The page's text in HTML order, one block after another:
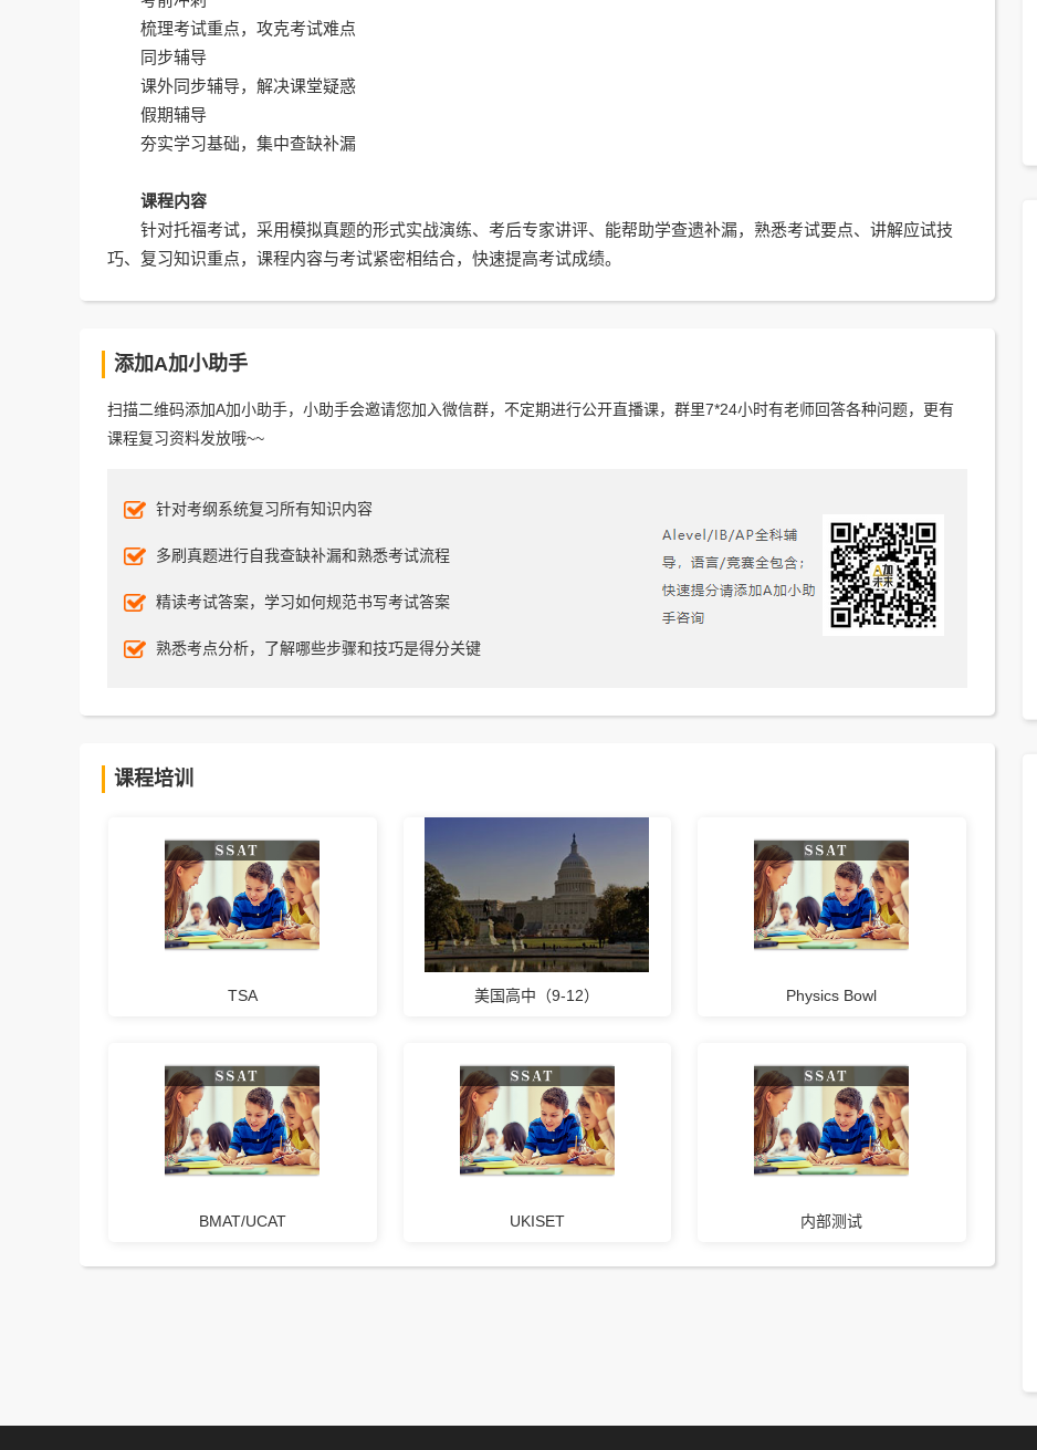
梳理考试重点，攻克考试难点
同步辅导
课外同步辅导，解决课堂疑惑
假期辅导
夯实学习基础，集中查缺补漏
课程内容
针对托福考试，采用模拟真题的形式实战演练、考后专家讲评、能帮助学查遗补漏，熟悉考试要点、讲解应试技
巧、复习知识重点，课程内容与考试紧密相结合，快速提高考试成绩。
添加A加小助手
扫描二维码添加A加小助手，小助手会邀请您加入微信群，不定期进行公开直播课，群里7*24小时有老师回答各种问题，更有
课程复习资料发放哦~~
针对考纲系统复习所有知识内容
多刷真题进行自我查缺补漏和熟悉考试流程
精读考试答案，学习如何规范书写考试答案
熟悉考点分析，了解哪些步骤和技巧是得分关键
课程培训
TSA 美国高中（9-12） Physics Bowl
BMAT/UCAT UKISET 内部测试